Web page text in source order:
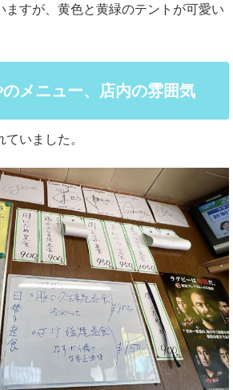
ますが、黄色と黄緑のテントが可愛い
メニュー、店内の雰囲気
いました。